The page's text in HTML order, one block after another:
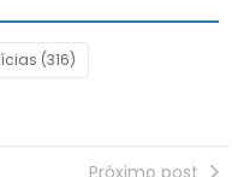
(316)
Próximo post